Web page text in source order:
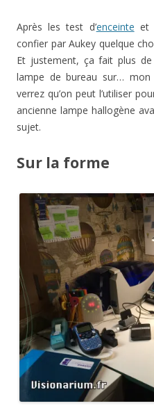
Après les test d’enceinte
confier par Aukey quelque
Et justement, ça fait plus
lampe de bureau sur…
verrez qu’on peut l’utiliser
ancienne lampe hallogène
sujet.
Sur la forme